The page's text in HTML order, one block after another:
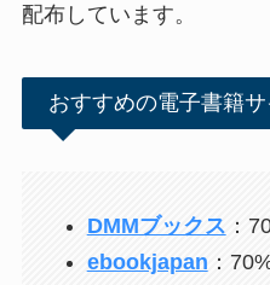
配布しています。
おすすめの電子書籍サ
DMMブックス ：
ebookjapan ：